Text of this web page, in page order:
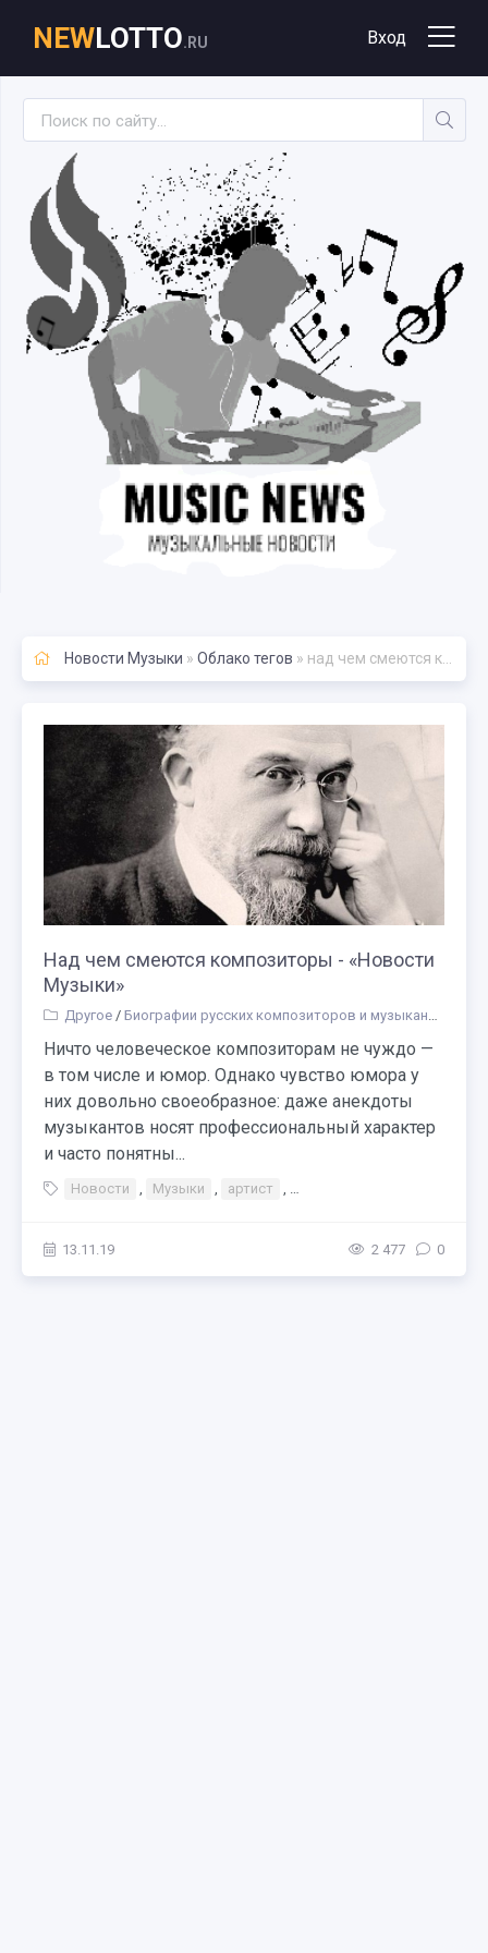
NEWLOTTO.RU Вход
Новости Музыки » Облако тегов » над чем смеются композиторы
Над чем смеются композиторы - «Новости
Музыки»
Другое / Биографии русских композиторов и музыкантов
Ничто человеческое композиторам не чуждо —
в том числе и юмор. Однако чувство юмора у
них довольно своеобразное: даже анекдоты
музыкантов носят профессиональный характер
и часто понятны...
Новости , Музыки , артист , Над чем смеются
13.11.19 2 477 0